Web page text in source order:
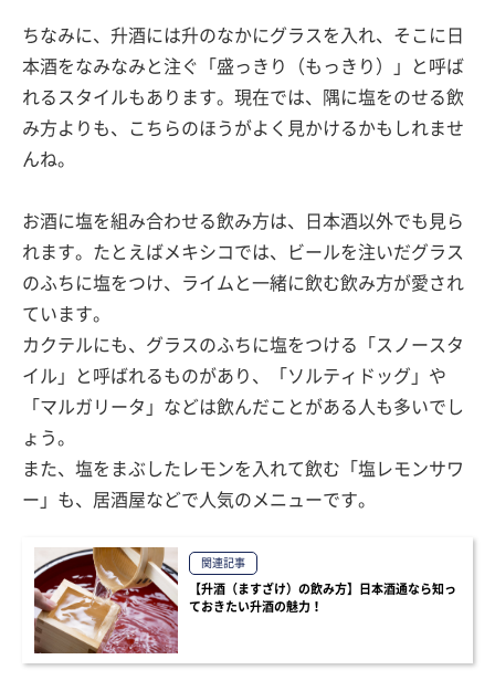
ちなみに、升酒には升のなかにグラスを入れ、そこに日
本酒をなみなみと注ぐ「盛っきり（もっきり）」と呼ば
れるスタイルもあります。現在では、隅に塩をのせる飲
み方よりも、こちらのほうがよく見かけるかもしれませ
んね。
お酒に塩を組み合わせる飲み方は、日本酒以外でも見ら
れます。たとえばメキシコでは、ビールを注いだグラス
のふちに塩をつけ、ライムと一緒に飲む飲み方が愛され
ています。
カクテルにも、グラスのふちに塩をつける「スノースタ
イル」と呼ばれるものがあり、「ソルティドッグ」や
「マルガリータ」などは飲んだことがある人も多いでし
ょう。
また、塩をまぶしたレモンを入れて飲む「塩レモンサワ
ー」も、居酒屋などで人気のメニューです。
関連記事
【升酒（ますざけ）の飲み方】日本酒通なら知っ
ておきたい升酒の魅力！